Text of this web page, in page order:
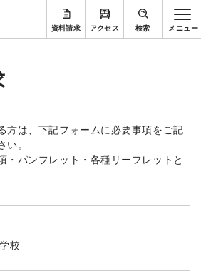
資料請求 アクセス 検索
方は、下記フォームに必要事項をご記
い。
・パンフレット・各種リーフレットと
校